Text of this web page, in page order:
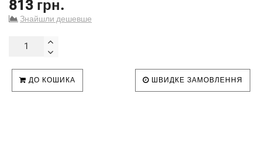
813 грн.
Знайшли дешевше
ДО КОШИКА ШВИДКЕ ЗАМОВЛЕННЯ